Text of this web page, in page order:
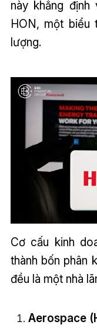
này khẳng
HON, một
lượng.
Cơ cấu kinh
thành bốn phân
đều là một nhà
Aerospace